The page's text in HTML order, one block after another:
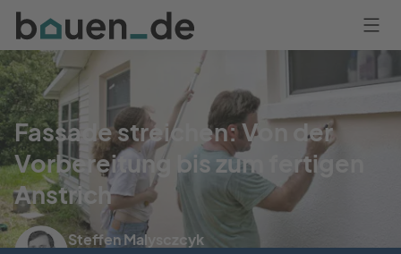
Bauen
Logo
Anmelden
Fassade streichen: Von der
Vorbereitung bis zum fertigen
Anstrich
Steffen Malysczcyk